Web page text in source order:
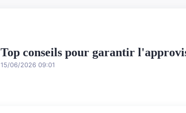
Top conseils pour garantir
15/06/2026 09:01